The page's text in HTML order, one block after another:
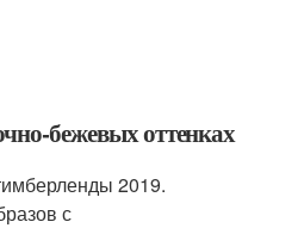
бежевых оттенках